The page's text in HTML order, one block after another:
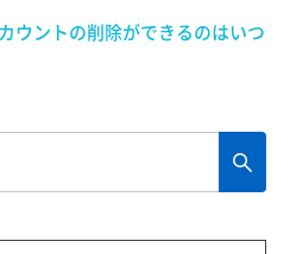
ウントの削除ができるのはいつ